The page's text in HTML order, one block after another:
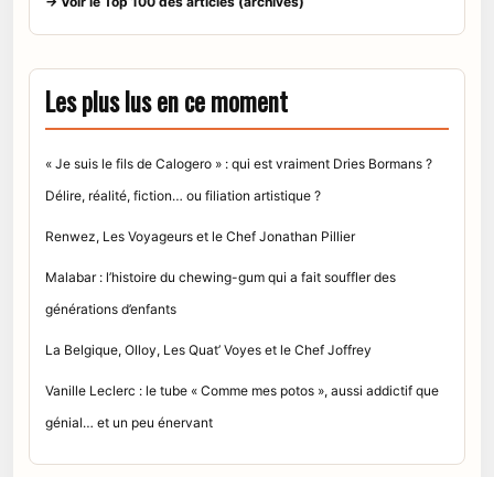
Les plus lus en ce moment
« Je suis le fils de Calogero » : qui est vraiment Dries Bormans ?
Délire, réalité, fiction… ou filiation artistique ?
Renwez, Les Voyageurs et le Chef Jonathan Pillier
Malabar : l’histoire du chewing-gum qui a fait souffler des
générations d’enfants
La Belgique, Olloy, Les Quat’ Voyes et le Chef Joffrey
Vanille Leclerc : le tube « Comme mes potos », aussi addictif que
génial… et un peu énervant